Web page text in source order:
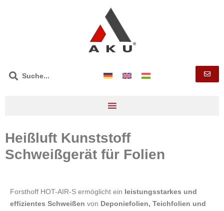
Heißluft Kunststoff
Schweißgerät für Folien
Forsthoff HOT-AIR-S ermöglicht ein leistungsstarkes und
effizientes Schweißen von Deponiefolien, Teichfolien und